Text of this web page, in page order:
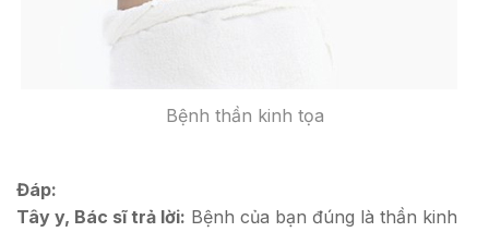
Bệnh thần kinh tọa
Đáp:
Tây y, Bác sĩ trả lời: Bệnh của bạn đúng là thần kinh